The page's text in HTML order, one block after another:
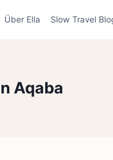
Über Ella Slow Travel
Aqaba